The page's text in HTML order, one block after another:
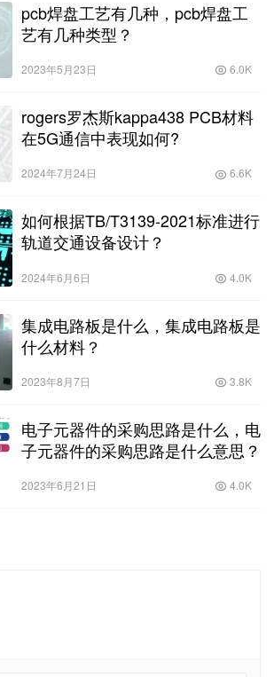
pcb焊盘工艺有几种，pcb焊盘工
艺有几种类型？
2023年5月23日 6.0K
rogers罗杰斯kappa438 PCB材料
在5G通信中表现如何?
2024年7月24日 6.6K
如何根据TB/T3139-2021标准进行
轨道交通设备设计？
2024年6月6日 4.0K
集成电路板是什么，集成电路板是
什么材料？
2023年8月7日 3.8K
电子元器件的采购思路是什么，电
子元器件的采购思路是什么意思？
2023年6月21日 4.0K